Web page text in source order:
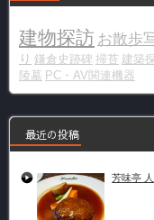
建物探訪 お散歩
り 鎌倉史跡碑 掃苔 建築
陵墓 PC・AV関連機器
最近の投稿
芳味亭